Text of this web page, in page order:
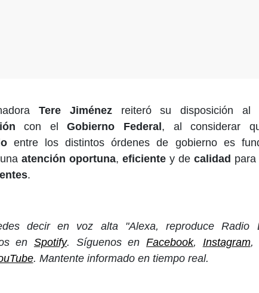
Tere Jiménezreiteró su disposición al
con elGobierno Federal , al considerar
entre los distintos órdenes de gobierno es
atención oportuna, eficientey de calidad
.
decir en voz alta "Alexa, reproduce Radio
en Spotify. Síguenos en Facebook, Instagram,
. Mantente informado en tiempo real.